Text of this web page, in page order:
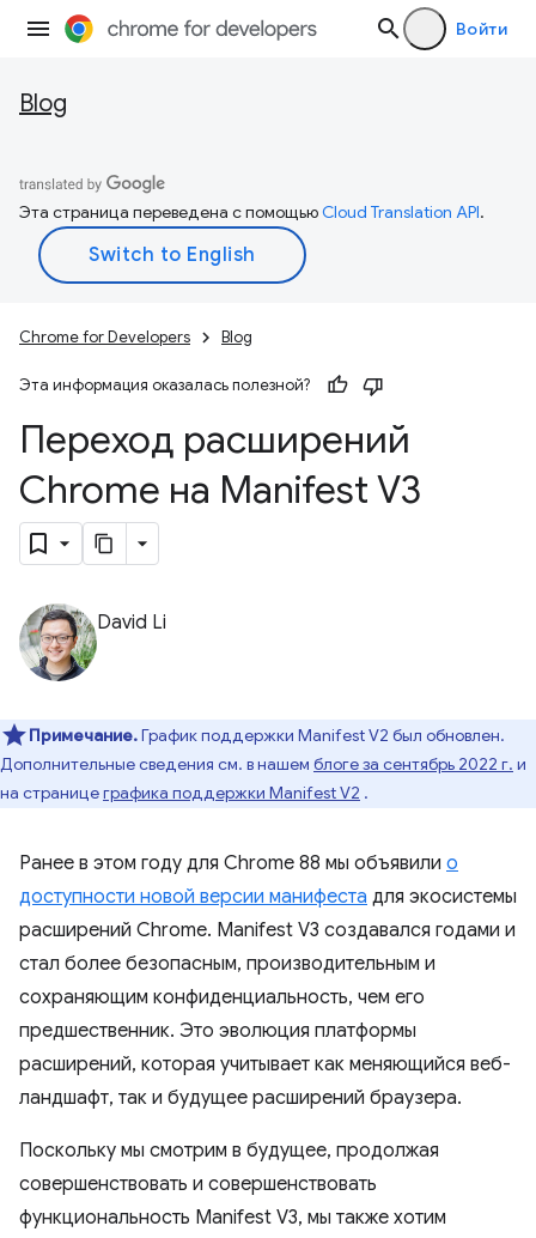
Войти
Blog
Эта страница переведена с помощьюCloud Translation API.
Chrome for Developers Blog
Эта информация оказалась полезной?
Переход расширений
Chrome на Manifest V3
David Li
Примечание.График поддержки Manifest V2 был обновлен.
Дополнительные сведения см. в нашем блоге за сентябрь 2022 г. и
на страницеграфика поддержки Manifest V2 .
Ранее в этом году для Chrome 88 мы объявили о
доступности новой версии манифеста для экосистемы
расширений Chrome. Manifest V3 создавался годами и
стал более безопасным, производительным и
сохраняющим конфиденциальность, чем его
предшественник. Это эволюция платформы
расширений, которая учитывает как меняющийся веб-
ландшафт, так и будущее расширений браузера.
Поскольку мы смотрим в будущее, продолжая
совершенствовать и совершенствовать
функциональность Manifest V3, мы также хотим